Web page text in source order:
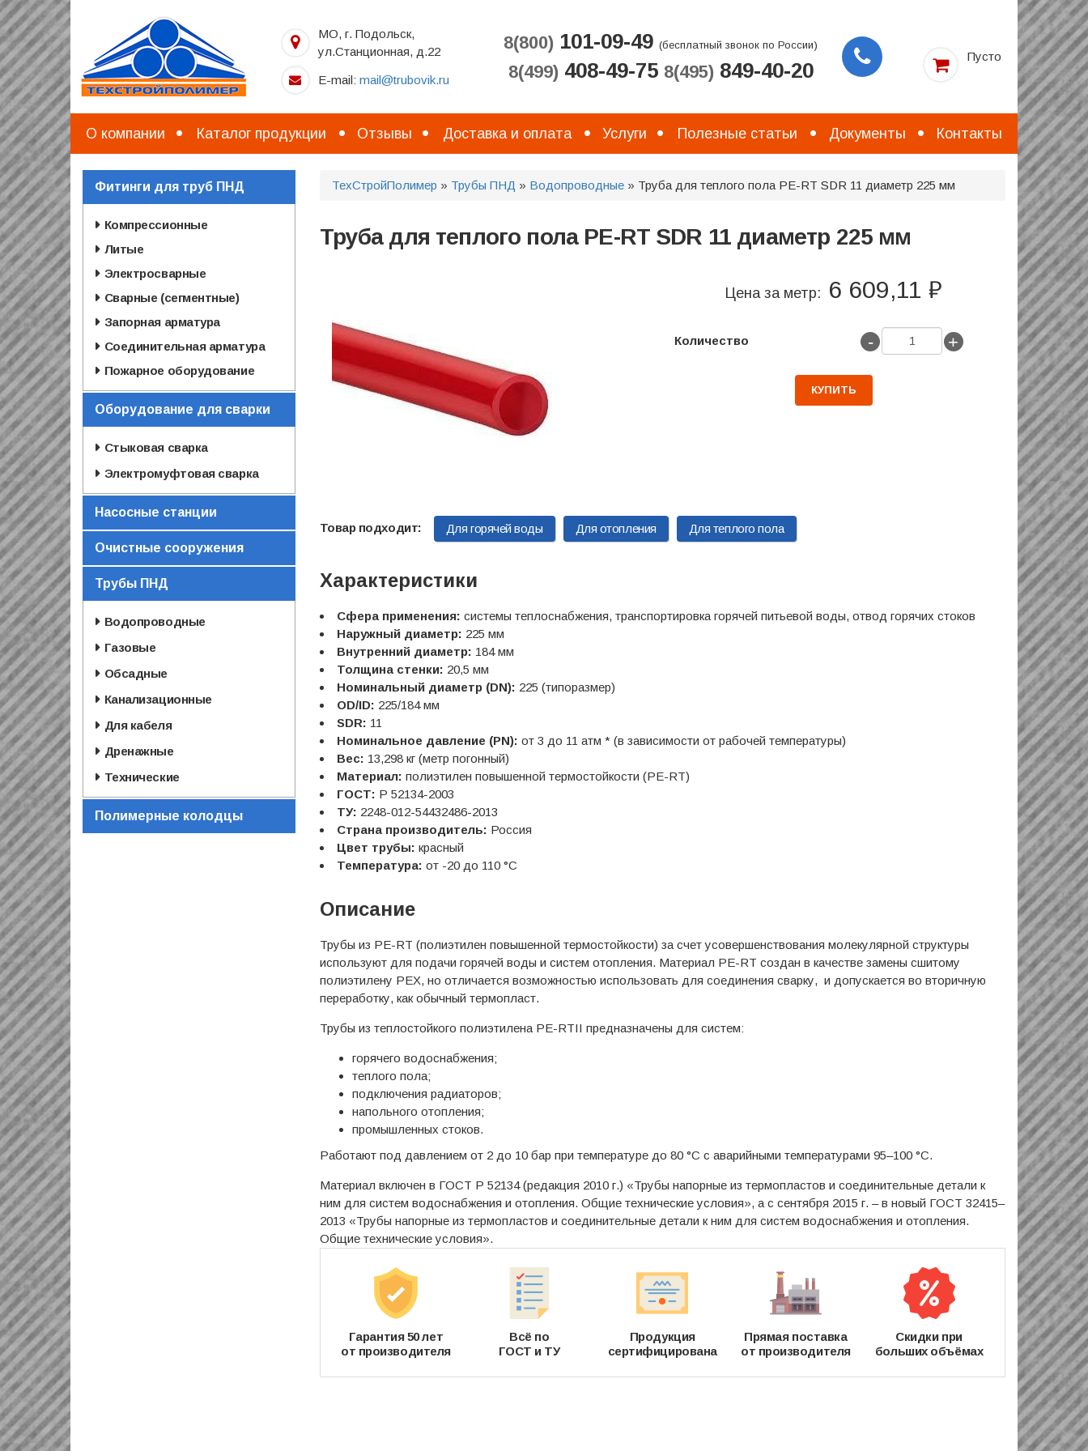
Перейти
к
основному
содержанию
МО, г. Подольск,
ул.Станционная, д.22
E-mail: mail@trubovik.ru
8(800) 101-09-49 (бесплатный звонок по России)
8(499) 408-49-75 8(495) 849-40-20
звонок
Пусто
О компании Каталог продукции Отзывы Доставка и оплата Услуги Полезные статьи Документы Контакты
Фитинги для труб ПНД
Компрессионные
Литые
Электросварные
Сварные (сегментные)
Запорная арматура
Соединительная арматура
Пожарное оборудование
Оборудование для сварки
Стыковая сварка
Электромуфтовая сварка
Насосные станции
Очистные сооружения
Трубы ПНД
Водопроводные
Газовые
Обсадные
Канализационные
Для кабеля
Дренажные
Технические
Полимерные колодцы
ТехСтройПолимер » Трубы ПНД » Водопроводные» Труба для теплого пола PE-RT SDR 11 диаметр 225 мм
Труба для теплого пола PE-RT SDR 11 диаметр 225 мм
Цена за метр: 6 609,11 ₽
Количество - +
КУПИТЬ
Для горячей воды Для отопления Для теплого пола
Характеристики
Сфера применения: системы теплоснабжения, транспортировка горячей питьевой воды, отвод горячих стоков
Наружный диаметр: 225 мм
Внутренний диаметр: 184 мм
Толщина стенки: 20,5 мм
Номинальный диаметр (DN): 225 (типоразмер)
OD/ID: 225/184 мм
SDR: 11
Номинальное давление (PN): от 3 до 11 атм * (в зависимости от рабочей температуры)
Вес: 13,298 кг (метр погонный)
Материал: полиэтилен повышенной термостойкости (PE-RT)
ГОСТ: Р 52134-2003
ТУ: 2248-012-54432486-2013
Страна производитель: Россия
Цвет трубы: красный
Температура: от -20 до 110 °С
Описание
Трубы из PE-RT (полиэтилен повышенной термостойкости) за счет усовершенствования молекулярной структуры
используют для подачи горячей воды и систем отопления. Материал PE-RT создан в качестве замены сшитому
полиэтилену PEX, но отличается возможностью использовать для соединения сварку, и допускается во вторичную
переработку, как обычный термопласт.
Трубы из теплостойкого полиэтилена PE-RTII предназначены для систем:
горячего водоснабжения;
теплого пола;
подключения радиаторов;
напольного отопления;
промышленных стоков.
Работают под давлением от 2 до 10 бар при температуре до 80 °C с аварийными температурами 95–100 °C.
Материал включен в ГОСТ Р 52134 (редакция 2010 г.) «Трубы напорные из термопластов и соединительные детали к
ним для систем водоснабжения и отопления. Общие технические условия», а с сентября 2015 г. – в новый ГОСТ 32415–
2013 «Трубы напорные из термопластов и соединительные детали к ним для систем водоснабжения и отопления.
Общие технические условия».
Гарантия 50 лет
от производителя
Всё по
ГОСТ и ТУ
Продукция
сертифицирована
Прямая поставка
от производителя
Скидки при
больших объёмах